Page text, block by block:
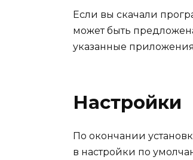
Если вы скачали
может быть
указанные
Настройки
По окончании
в настройки по